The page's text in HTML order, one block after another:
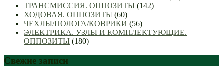
ТРАНСМИССИЯ. ОППОЗИТЫ (142)
ХОДОВАЯ. ОППОЗИТЫ (60)
ЧЕХЛЫ/ПОЛОГА/КОВРИКИ (56)
ЭЛЕКТРИКА. УЗЛЫ И КОМПЛЕКТУЮЩИЕ.
ОППОЗИТЫ (180)
Свежие записи